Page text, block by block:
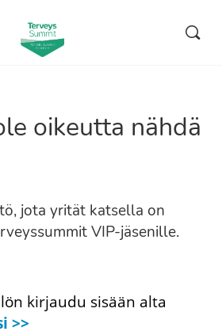
oikeutta nähdä
jota yrität katsella on
VIP-jäsenille.
kirjaudu sisään alta
>>